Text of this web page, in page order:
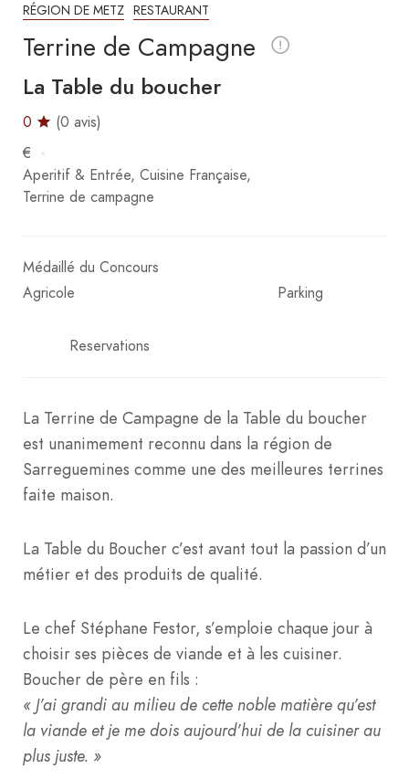
RÉGION DE METZ RESTAURANT
Terrine de Campagne
La Table du boucher
0
(0 avis)
€
Aperitif & Entrée Cuisine Française
Terrine de campagne
Médaillé du Concours
Agricole
Parking
Reservations
La Terrine de Campagne de la Table du boucher
est unanimement reconnu dans la région de
Sarreguemines comme une des meilleures terrines
faite maison.
La Table du Boucher c’est avant tout la passion d’un
métier et des produits de qualité.
Le chef Stéphane Festor, s’emploie chaque jour à
choisir ses pièces de viande et à les cuisiner.
Boucher de père en fils :
« J’ai grandi au milieu de cette noble matière qu’est
la viande et je me dois aujourd’hui de la cuisiner au
plus juste. »